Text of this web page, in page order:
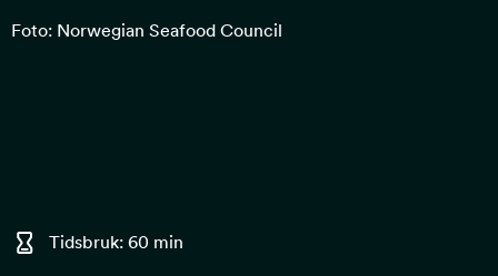
Foto: Norwegian Seafood Council
Tidsbruk: 60 min